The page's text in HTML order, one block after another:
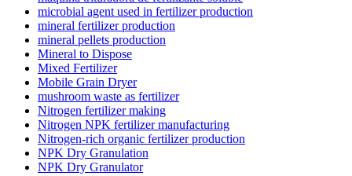
microbial agent used in fertilizer production
mineral fertilizer production
mineral pellets production
Mineral to Dispose
Mixed Fertilizer
Mobile Grain Dryer
mushroom waste as fertilizer
Nitrogen fertilizer making
Nitrogen NPK fertilizer manufacturing
Nitrogen-rich organic fertilizer production
NPK Dry Granulation
NPK Dry Granulator